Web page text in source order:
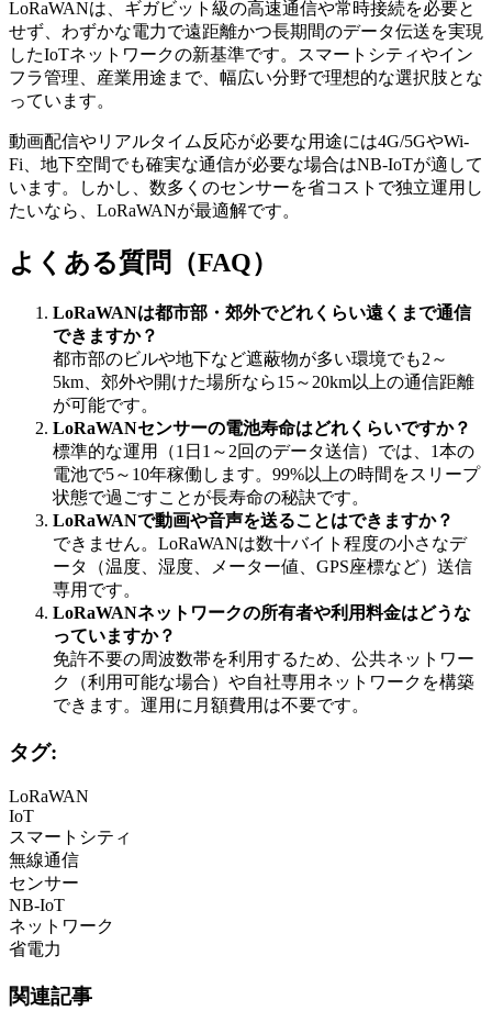
LoRaWANは、ギガビット級の高速通信や常時接続を必要と
せず、わずかな電力で遠距離かつ長期間のデータ伝送を実現
したIoTネットワークの新基準です。スマートシティやイン
フラ管理、産業用途まで、幅広い分野で理想的な選択肢とな
っています。
動画配信やリアルタイム反応が必要な用途には4G/5GやWi-
Fi、地下空間でも確実な通信が必要な場合はNB-IoTが適して
います。しかし、数多くのセンサーを省コストで独立運用し
たいなら、LoRaWANが最適解です。
よくある質問（FAQ）
LoRaWANは都市部・郊外でどれくらい遠くまで通信
できますか？
都市部のビルや地下など遮蔽物が多い環境でも2～
5km、郊外や開けた場所なら15～20km以上の通信距離
が可能です。
LoRaWANセンサーの電池寿命はどれくらいですか？
標準的な運用（1日1～2回のデータ送信）では、1本の
電池で5～10年稼働します。99%以上の時間をスリープ
状態で過ごすことが長寿命の秘訣です。
LoRaWANで動画や音声を送ることはできますか？
できません。LoRaWANは数十バイト程度の小さなデ
ータ（温度、湿度、メーター値、GPS座標など）送信
専用です。
LoRaWANネットワークの所有者や利用料金はどうな
っていますか？
免許不要の周波数帯を利用するため、公共ネットワー
ク（利用可能な場合）や自社専用ネットワークを構築
できます。運用に月額費用は不要です。
タグ:
LoRaWAN
IoT
スマートシティ
無線通信
センサー
NB-IoT
ネットワーク
省電力
関連記事